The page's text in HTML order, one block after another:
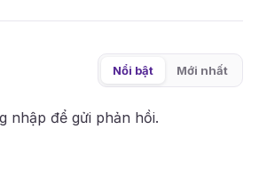
Nổi bật Mới nhất
nhập để gửi phản hồi.